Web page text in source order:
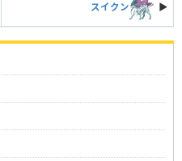
スイクン ▶︎